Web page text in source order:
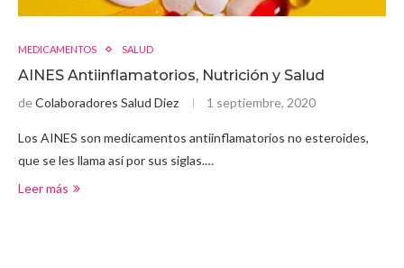
MEDICAMENTOS SALUD
AINES Antiinflamatorios, Nutrición y Salud
deColaboradores Salud Diez 1 septiembre, 2020
Los AINES son medicamentos antiinflamatorios no esteroides,
que se les llama así por sus siglas.…
Leer más